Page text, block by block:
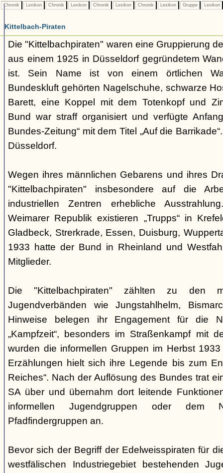
Chronik Lexikon Chronik Lexikon Chronik Lexikon Chronik Lexikon Gruppe Lexikon
Kittelbach-Piraten
Die "Kittelbachpiraten" waren eine Gruppierung
aus einem 1925 in Düsseldorf gegründetem
ist. Sein Name ist von einem örtlichen
Bundeskluft gehörten Nagelschuhe, schwarze
Barett, eine Koppel mit dem Totenkopf und
Bund war straff organisiert und verfügte
Bundes-Zeitung“ mit dem Titel „Auf die
Düsseldorf.
Wegen ihres männlichen Gebarens und ihres
"Kittelbachpiraten" insbesondere auf die
industriellen Zentren erhebliche
Weimarer Republik existieren „Trupps“ in
Gladbeck, Strerkrade, Essen, Duisburg,
1933 hatte der Bund in Rheinland und
Mitglieder.
Die "Kittelbachpiraten" zählten zu den
Jugendverbänden wie Jungstahlhelm,
Hinweise belegen ihr Engagement für die
„Kampfzeit“, besonders im Straßenkampf mit
wurden die informellen Gruppen im Herbst
Erzählungen hielt sich ihre Legende bis zum
Reiches“. Nach der Auflösung des Bundes trat
SA über und übernahm dort leitende
informellen Jugendgruppen oder dem
Pfadfindergruppen an.
Bevor sich der Begriff der Edelweisspiraten für
westfälischen Industriegebiet bestehenden